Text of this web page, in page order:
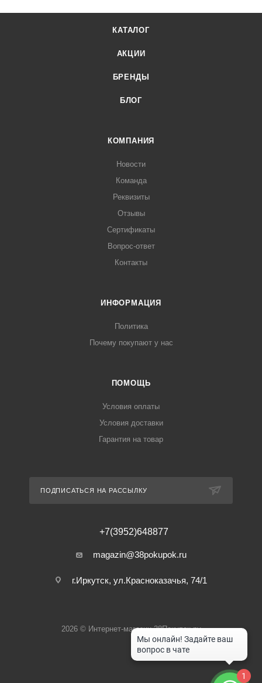
КАТАЛОГ
АКЦИИ
БРЕНДЫ
БЛОГ
КОМПАНИЯ
Новости
Команда
Реквизиты
Отзывы
Сертификаты
Вопрос-ответ
Контакты
ИНФОРМАЦИЯ
Политика
Почему покупают у нас
ПОМОЩЬ
Условия оплаты
Условия доставки
Гарантия на товар
ПОДПИСАТЬСЯ НА РАССЫЛКУ
+7(3952)648877
magazin@38pokupok.ru
г.Иркутск, ул.Красноказачья, 74/1
2026 © Интернет-магазин 38Покупок.ру
1